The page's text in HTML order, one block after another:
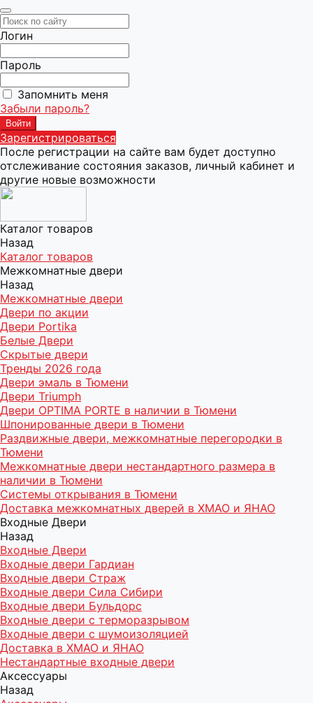
Логин
Пароль
Запомнить меня
Забыли пароль?
Зарегистрироваться
После регистрации на сайте вам будет доступно
отслеживание состояния заказов, личный кабинет и
другие новые возможности
Каталог товаров
Назад
Каталог товаров
Межкомнатные двери
Назад
Межкомнатные двери
Двери по акции
Двери Portika
Белые Двери
Скрытые двери
Тренды 2026 года
Двери эмаль в Тюмени
Двери Triumph
Двери OPTIMA PORTE в наличии в Тюмени
Шпонированные двери в Тюмени
Раздвижные двери, межкомнатные перегородки в
Тюмени
Межкомнатные двери нестандартного размера в
наличии в Тюмени
Системы открывания в Тюмени
Доставка межкомнатных дверей в ХМАО и ЯНАО
Входные Двери
Назад
Входные Двери
Входные двери Гардиан
Входные двери Страж
Входные двери Сила Сибири
Входные двери Бульдорс
Входные двери с терморазрывом
Входные двери с шумоизоляцией
Доставка в ХМАО и ЯНАО
Нестандартные входные двери
Аксессуары
Назад